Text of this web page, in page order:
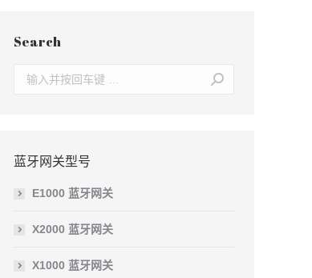
Search
Search:
蓝牙网关型号
E1000 蓝牙网关
X2000 蓝牙网关
X1000 蓝牙网关